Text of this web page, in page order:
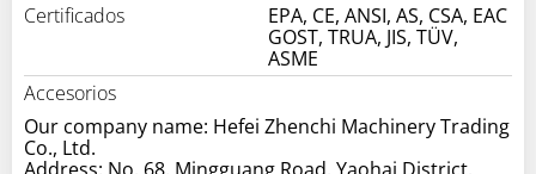
Certificados
EPA, CE, ANSI, AS, CSA, EAC
GOST, TRUA, JIS, TÜV,
ASME
Accesorios
Our company name: Hefei Zhenchi Machinery Trading
Co., Ltd.